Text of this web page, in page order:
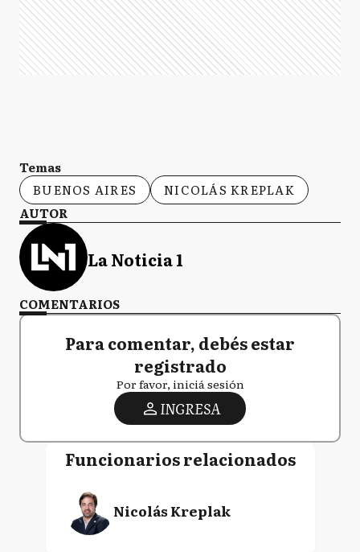
Temas
BUENOS AIRES
NICOLÁS KREPLAK
AUTOR
La Noticia 1
COMENTARIOS
Para comentar, debés estar
registrado
Por favor, iniciá sesión
INGRESA
Funcionarios relacionados
Nicolás Kreplak